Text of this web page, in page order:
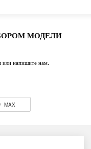
МОДЕЛИ
или напишите нам.
MAX